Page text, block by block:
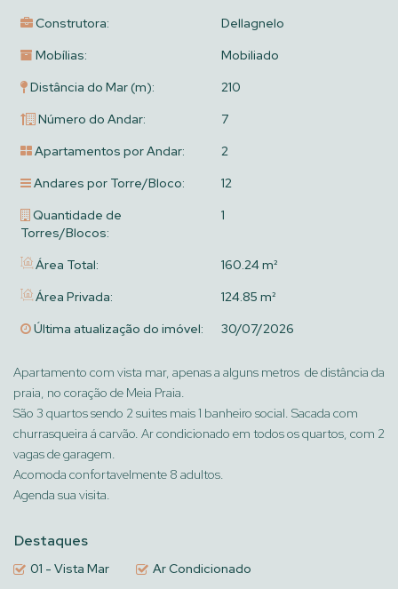
Construtora:
Dellagnelo
Mobílias:
Mobiliado
Distância do Mar (m):
210
Número do Andar:
7
Apartamentos por Andar:
2
Andares por Torre/Bloco:
12
Quantidade de
Torres/Blocos:
1
Área Total:
160.24 m²
Área Privada:
124.85 m²
Última atualização do imóvel:
30/07/2026
Apartamento com vista mar, apenas a alguns metros de distância da
praia, no coração de Meia Praia.
São 3 quartos sendo 2 suites mais 1 banheiro social. Sacada com
churrasqueira á carvão. Ar condicionado em todos os quartos, com 2
vagas de garagem.
Acomoda confortavelmente 8 adultos.
Agenda sua visita.
Destaques
01 - Vista Mar Ar Condicionado